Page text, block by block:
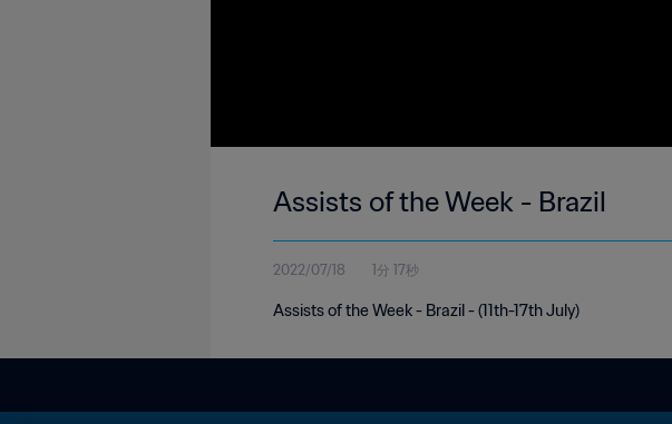
Assists of the Week - Brazil
2022/07/18 1分 17秒
Assists of the Week - Brazil - (11th-17th July)